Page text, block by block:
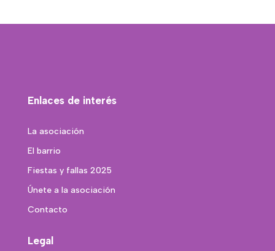
Enlaces de interés
La asociación
El barrio
Fiestas y fallas 2025
Únete a la asociación
Contacto
Legal